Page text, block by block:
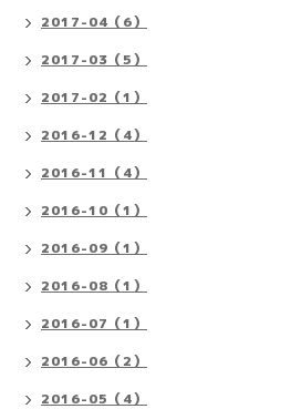
2017-04（6）
2017-03（5）
2017-02（1）
2016-12（4）
2016-11（4）
2016-10（1）
2016-09（1）
2016-08（1）
2016-07（1）
2016-06（2）
2016-05（4）